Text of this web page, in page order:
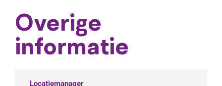
Overige
informatie
Locatiemanager